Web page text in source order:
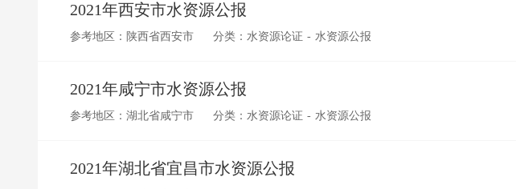
2021年西安市水资源公报
参考地区：陕西省西安市 分类：水资源论证 - 水资源公报
2021年咸宁市水资源公报
参考地区：湖北省咸宁市 分类：水资源论证 - 水资源公报
2021年湖北省宜昌市水资源公报